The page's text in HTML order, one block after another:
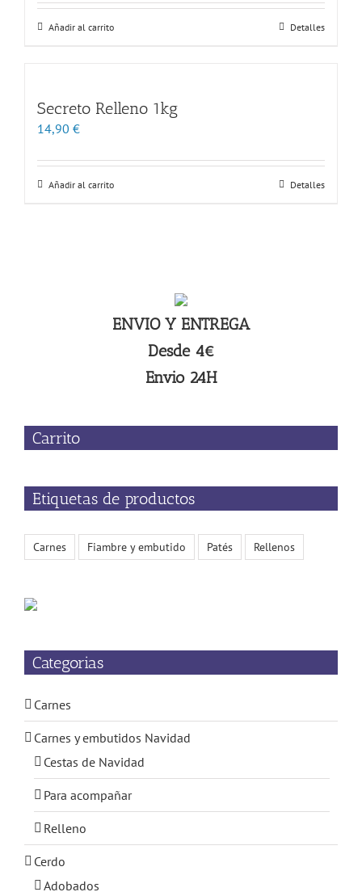
Añadir al carrito Detalles
Secreto Relleno 1kg
14,90 €
Añadir al carrito Detalles
ENVIO Y ENTREGA
Desde 4€
Envio 24H
Carrito
Etiquetas de productos
Carnes Fiambre y embutido Patés Rellenos
Categorias
Carnes
Carnes y embutidos Navidad
Cestas de Navidad
Para acompañar
Relleno
Cerdo
Adobados